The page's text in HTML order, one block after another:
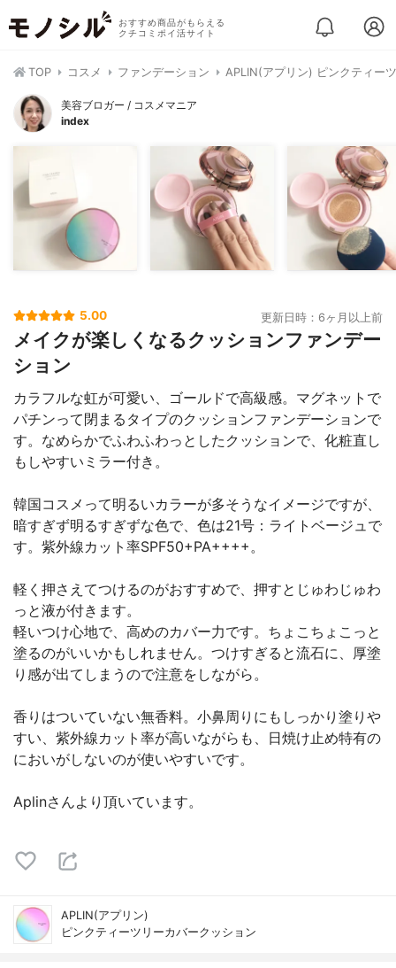
おすすめ商品がもらえる
クチコミポイ活サイト
TOP コスメ ファンデーション APLIN(アプリン) ピンクティー
美容ブロガー / コスメマニア
index
5.00 更新日時：6ヶ月以上前
メイクが楽しくなるクッションファンデー
ション
カラフルな虹が可愛い、ゴールドで高級感。マグネットで
パチンって閉まるタイプのクッションファンデーションで
す。なめらかでふわふわっとしたクッションで、化粧直し
もしやすいミラー付き。
韓国コスメって明るいカラーが多そうなイメージですが、
暗すぎず明るすぎずな色で、色は21号：ライトベージュで
す。紫外線カット率SPF50+PA++++。
軽く押さえてつけるのがおすすめで、押すとじゅわじゅわ
っと液が付きます。
軽いつけ心地で、高めのカバー力です。ちょこちょこっと
塗るのがいいかもしれません。つけすぎると流石に、厚塗
り感が出てしまうので注意をしながら。
香りはついていない無香料。小鼻周りにもしっかり塗りや
すい、紫外線カット率が高いながらも、日焼け止め特有の
においがしないのが使いやすいです。
Aplinさんより頂いています。
APLIN(アプリン)
ピンクティーツリーカバークッション